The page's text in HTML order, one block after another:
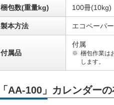
梱包数(重量kg) 100冊(10kg)
製本方法 エコペーパ
付属品
付属
梱包作業は
します。
「AA-100」カレンダー